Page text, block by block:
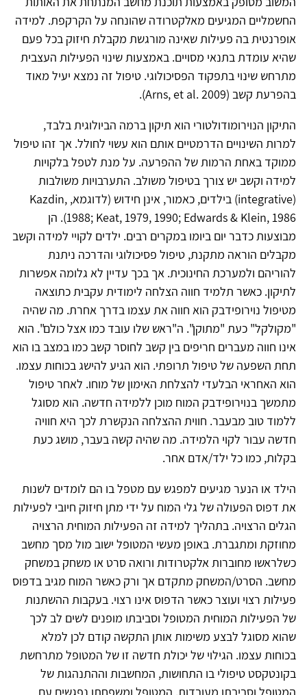
החשמליים המגיעים מאלקטרודה שהונחה על הקרקפת. למידה
אופרנטית בה פעילות שאינה מורגשת מקבלת חיזוק בכל פעם
שהיא עומדת בתנאי מסויים. באמצעות שינוי הפעילות העצבית
מתרחש שינוי בתפקוד הפסיכולוגי. טיפול זה נמצא יעיל מאוד
בהפרעת קשב (Arns, et al. 2009).
התיקון הנוירומודולטורי הוא תיקון ברמה הביולוגית בלבד,
למרות השינויים הדרמטיים אותם הוא עשוי לחולל. אך זהו טיפול
ממוקד באחת הרמות של ההפרעה. על מנת לטפל בלקויות
למידה וקשב יש צורך בטיפול משולב. התערבויות משולבות
(integrative) בילדים, כאמור, אינן חידוש (לדוגמא, Kazdin,
1988; Keat, 1979, 1990; Edwards & Klein, 1986). הן
מבוצעות כדבר יום ביומו במקרים רבים. ילדים לקויי למידה וקשב
מקבלים הוראה מתקנת, טיפול פסיכולוגי והדרכה ניתנת
להוריהם ולמערכת החינוכית. אך בכך עדיין לא גלומה אפשרות
לתיקון. כאשר תלמיד חווה הצלחה לימודית עקבית כתוצאה
מטיפול נוירופידבק הוא חווה את עצמו בדרך אחרת. מה שהיה
"מקולקל" כעת "מתוקן". ה"ראש שלו עובד כמו אצל כולם". הוא
אינו חווה מעברים חריפים בין קשב לחוסר קשב כמו במצב בו הוא
תחת השפעה של טיפול תרופתי. הוא הגיע להישג בכוחות עצמו.
הוא האחראי הבלעדי להצלחת האימון של מוחו. לאחר טיפול
מתמשך בנוירופידבק המוח מוכן ללמידה חדשה. הוא מסוגל
ללמוד טוב מבעבר. חווית ההצלחה הנקשרת לכך היא חוויה
חדשה עבור לקוי הלמידה. מה שהיה קשה בעבר, מושג כעת
בקלות, כמו כל ילד/אדם אחר.
הילד או הנער מגיעים למפגש עם מטפל בו הם לומדים לשנות
את דפוס הפעולה של גלי המוח על ידי מתן חיזוק חיובי לפעילות
הגלים הרצויה. בתהליך למידה זה הפעילות המוחית הרצויה
מחוזקת ומתגברת. באופן מעשי המטופל ישוב מול מסך מחשב
כשלראשו מחוברות אלקטרודות ורואה סרט או משחק במשחק
מחשב. הסרט/המשחק מתקדם אך ורק כאשר המוח מגיב בדפוס
פעילות רצוי ועוצר כאשר הדפוס אינו רצוי. בעקבות ההשתנות
של הפעילות המוחית המטופל וסביבתו מופנים לשים לב לכך
שהוא מסוגל לבצע משימות אותן התקשה קודם לכן למלא
בכוחות עצמו. הגילוי של יכולת חדשה זו של המטופל מתרחשת
בקונטקסט טיפולי בו התחושות, המחשבות וההתנהגות של
המטופל וסביבתו מעובדות. המטופל ומשפחתו נפגשים עם